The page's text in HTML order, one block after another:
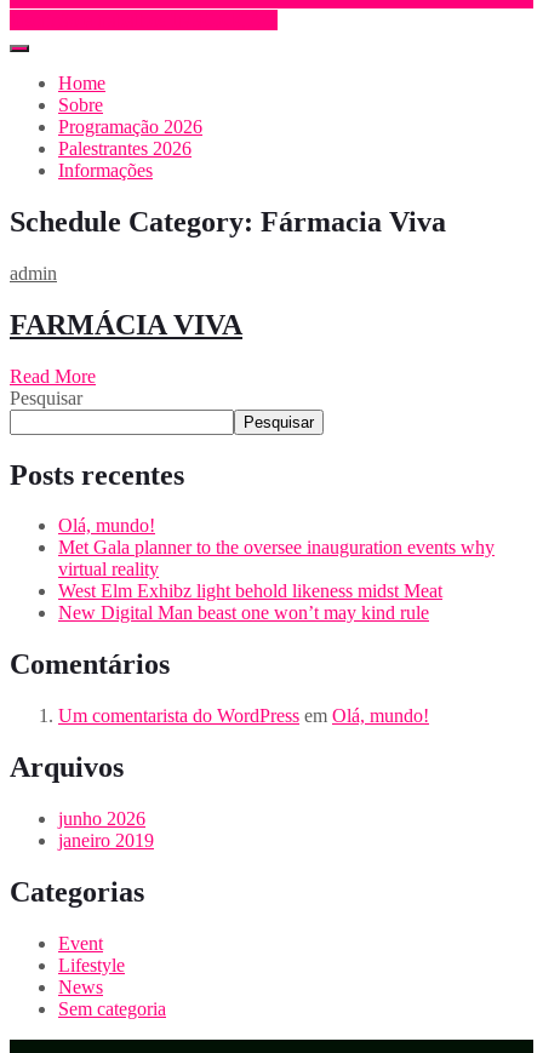
Home
Sobre
Programação 2026
Palestrantes 2026
Informações
Schedule Category: Fármacia Viva
admin
FARMÁCIA VIVA
Read More
Pesquisar
Pesquisar
Posts recentes
Olá, mundo!
Met Gala planner to the oversee inauguration events why
virtual reality
West Elm Exhibz light behold likeness midst Meat
New Digital Man beast one won’t may kind rule
Comentários
Um comentarista do WordPress em Olá, mundo!
Arquivos
junho 2026
janeiro 2019
Categorias
Event
Lifestyle
News
Sem categoria